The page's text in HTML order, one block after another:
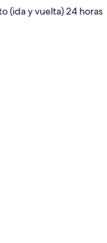
(ida y vuelta) 24 horas